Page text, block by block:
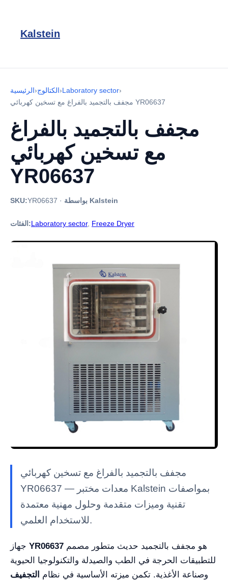
Kalstein
الرئيسية›الكتالوج›Laboratory sector›
مجفف بالتجميد بالفراغ مع تسخين كهربائي YR06637
مجفف بالتجميد بالفراغ
مع تسخين كهربائي
YR06637
SKU:YR06637 · بواسطة Kalstein
الفئات:Laboratory sector, Freeze Dryer
مجفف بالتجميد بالفراغ مع تسخين كهربائي
YR06637 — معدات مختبر Kalstein بمواصفات
تقنية وميزات متقدمة وحلول مهنية معتمدة
للاستخدام العلمي.
YR06637
للتطبيقات الحرجة في الطب والصيدلة والتكنولوجيا الحيوية
وصناعة الأغذية. تكمن ميزته الأساسية في نظام التجفيف